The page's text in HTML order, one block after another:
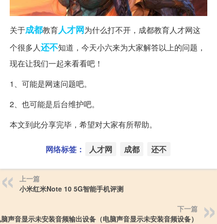
关于成都教育人才网为什么打不开，成都教育人才网这
个很多人还不知道，今天小六来为大家解答以上的问题，
现在让我们一起来看看吧！
1、可能是网速问题吧。
2、也可能是后台维护吧。
本文到此分享完毕，希望对大家有所帮助。
网络标签： 人才网 成都 还不
上一篇
小米红米Note 10 5G智能手机评测
下一篇
声音显示未安装音频输出设备（电脑声音显示未安装音频设备）